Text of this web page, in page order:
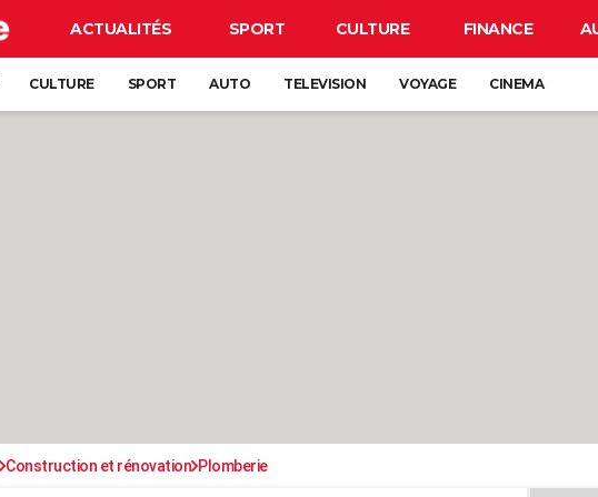
ACTUALITÉS SPORT CULTURE FINANCE
CULTURE SPORT AUTO TELEVISION VOYAGE CINEMA
Construction et rénovation Plomberie